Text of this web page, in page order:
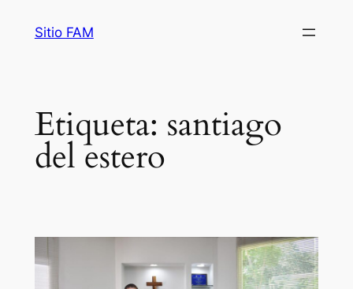
Sitio FAM
Etiqueta: santiago
del estero